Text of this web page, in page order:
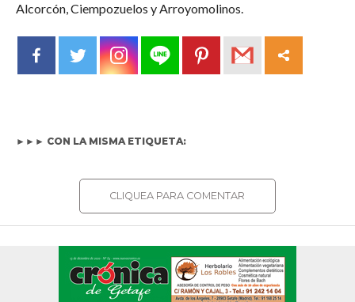
Alcorcón, Ciempozuelos y Arroyomolinos.
►►► CON LA MISMA ETIQUETA:
CLIQUEA PARA COMENTAR